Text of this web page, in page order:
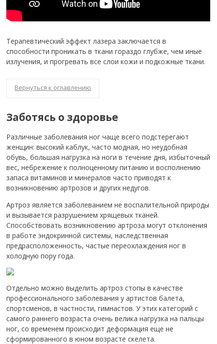
Терапевтический эффект лазера заключается в
способности проникать в ткани гораздо глубже, чем иные
излучения, и прогревать все слои кожи и подкожные ткани.
Вернуться к оглавлению
Заботясь о здоровье
Различные заболевания ног чаще всего подстерегают
женщин: высокий каблук, часто модная, но неудобная
обувь, большая нагрузка на ноги в течение дня, избыточный
вес, небрежение к полноценному питанию и восполнению
запаса витаминов и минералов часто приводят к
возникновению артрозов и других недугов.
Артроз является заболеванием не воспалительной природы
и вызывается разрушением хрящевых тканей.
Способствовать возникновению артроза могут отклонения
в работе эндокринной системы, наследственная
предрасположенность, частые переохлаждения ног в
холодную пору года.
Отдельно можно выделить артроз стопы в качестве
профессионального заболевания у артистов балета,
спортсменов, в частности, гимнастов. У этих категорий с
самого раннего возраста очень велика нагрузка на пальцы
ног, со временем происходит деформация еще не
сформированного в юном возрасте скелета.